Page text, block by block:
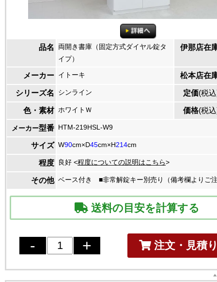
品名
両開き書庫（固定方式ダイヤル錠タ
イプ）
伊那店在
メーカー イトーキ 松本店在
シリーズ名 シンライン 定価(税
色・素材 ホワイトＷ 価格(税
メーカー型番 HTM-219HSL-W9
サイズ W90cm×D45cm×H214cm
程度 良好 <程度についての説明はこちら>
その他 ベース付き ■非常解錠キー別売り（備考欄よりご
送料の目安を計算する
注文・見積